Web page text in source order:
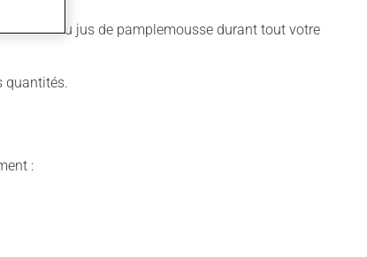
ou du jus de pamplemousse durant tout votre
quantités.
: